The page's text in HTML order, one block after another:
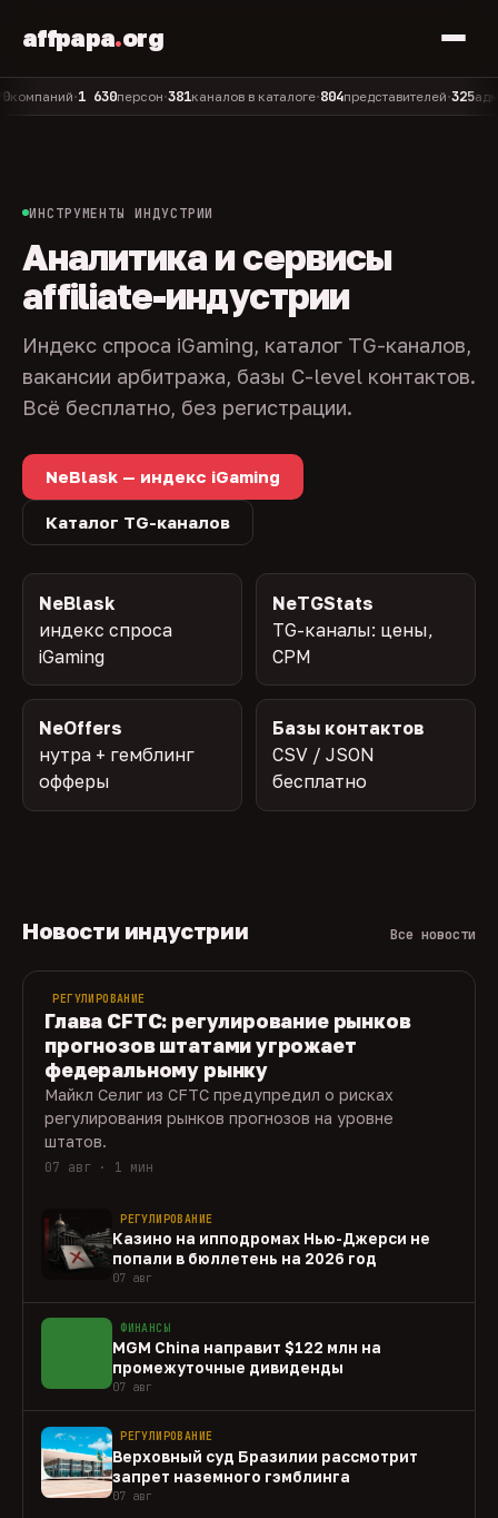
affpapa.org
•1 630персон•381каналов в каталоге•804представителей•325админов
ИНСТРУМЕНТЫ ИНДУСТРИИ
Аналитика и сервисы
affiliate-индустрии
Индекс спроса iGaming, каталог TG-каналов,
вакансии арбитража, базы C-level контактов.
Всё бесплатно, без регистрации.
NeBlask — индекс iGaming
Каталог TG-каналов
NeBlask
индекс спроса
iGaming
NeTGStats
TG-каналы: цены,
CPM
NeOffers
нутра + гемблинг
офферы
Базы контактов
CSV / JSON
бесплатно
Новости индустрии Все новости
РЕГУЛИРОВАНИЕ
Глава CFTC: регулирование рынков
прогнозов штатами угрожает
федеральному рынку
Майкл Селиг из CFTC предупредил о рисках
регулирования рынков прогнозов на уровне
штатов.
07 авг · 1 мин
РЕГУЛИРОВАНИЕ
Казино на ипподромах Нью-Джерси не
попали в бюллетень на 2026 год
07 авг
ФИНАНСЫ
MGM China направит $122 млн на
промежуточные дивиденды
07 авг
РЕГУЛИРОВАНИЕ
Верховный суд Бразилии рассмотрит
запрет наземного гэмблинга
07 авг